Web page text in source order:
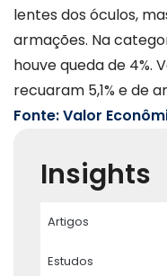
lentes dos óculos,
armações. Na
houve queda de 4%.
recuaram 5,1% e de
Fonte: Valor
Insights
Artigos
Estudos